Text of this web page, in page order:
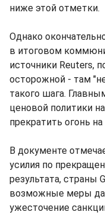
ниже этой отметки.
Однако
в итоговом
источники Reuters,
осторожной - там
такого шага.
ценовой политики
прекратить огонь на
В документе
усилия по
результата, страны
возможные меры
ужесточение